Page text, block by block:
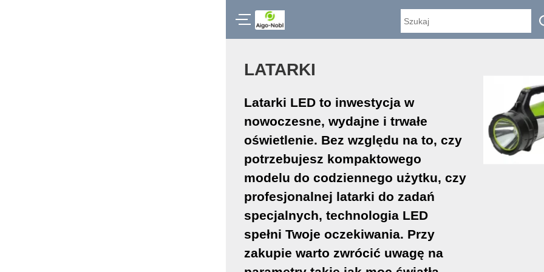
LATARKI
Latarki LED to inwestycja w
nowoczesne, wydajne i trwałe
oświetlenie. Bez względu na to, czy
potrzebujesz kompaktowego
modelu do codziennego użytku, czy
profesjonalnej latarki do zadań
specjalnych, technologia LED
spełni Twoje oczekiwania. Przy
zakupie warto zwrócić uwagę na